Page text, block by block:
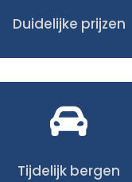
Duidelijke prijzen

Tijdelijk bergen